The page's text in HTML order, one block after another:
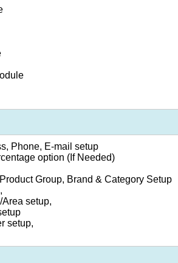
Phone, E-mail setup
option (If Needed)
Group, Brand & Category Setup
setup,
setup,